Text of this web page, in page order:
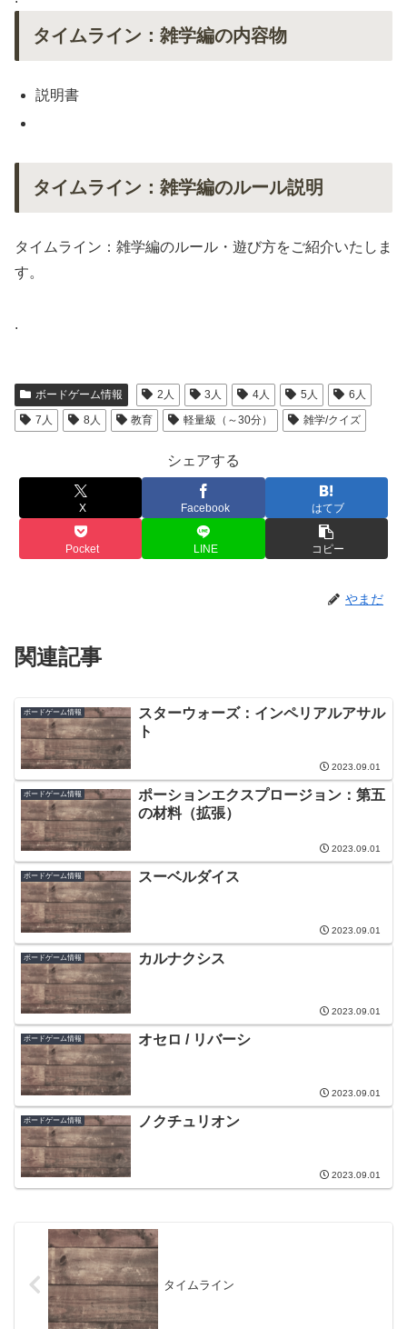
タイムライン：雑学編の内容物
説明書
タイムライン：雑学編のルール説明
タイムライン：雑学編のルール・遊び方をご紹介いたしま
す。
.
ボードゲーム情報 2人 3人 4人 5人
6人
7人
8人 教育 軽量級（～30分） 雑学/クイズ
シェアする
X Facebook はてブ
Pocket LINE コピー
やまだ
関連記事
ボードゲーム情報
スターウォーズ：インペリアルアサル
ト
2023.09.01
ボードゲーム情報
ポーションエクスプロージョン：第五
の材料（拡張）
2023.09.01
ボードゲーム情報 スーベルダイス
2023.09.01
ボードゲーム情報 カルナクシス
2023.09.01
ボードゲーム情報 オセロ / リバーシ
2023.09.01
ボードゲーム情報 ノクチュリオン
2023.09.01
タイムライン